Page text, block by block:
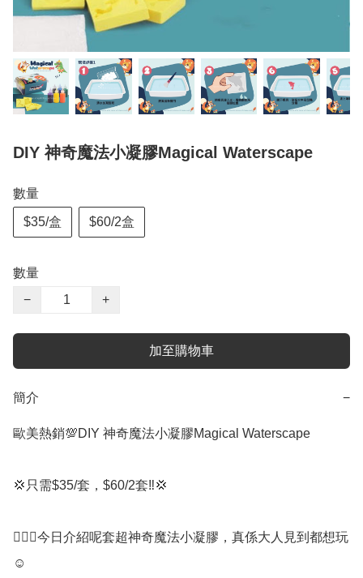
DIY 神奇魔法小凝膠Magical Waterscape
數量
$35/盒 $60/2盒
數量
−
+
加至購物車
簡介 −
歐美熱銷💯DIY 神奇魔法小凝膠Magical Waterscape
💢只需$35/套，$60/2套‼️💢
💁🏻‍♀️今日介紹呢套超神奇魔法小凝膠，真係大人見到都想玩
☺️